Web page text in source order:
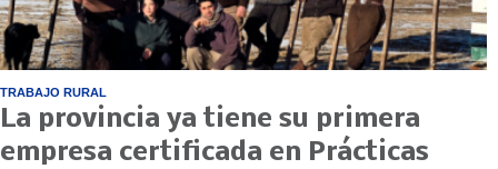
TRABAJO RURAL
La provincia ya tiene su primera
empresa certificada en Prácticas